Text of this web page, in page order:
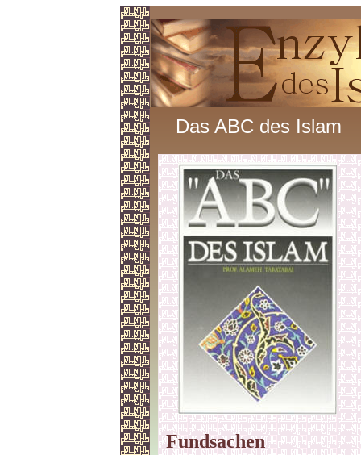
Das ABC des Islam
Fundsachen